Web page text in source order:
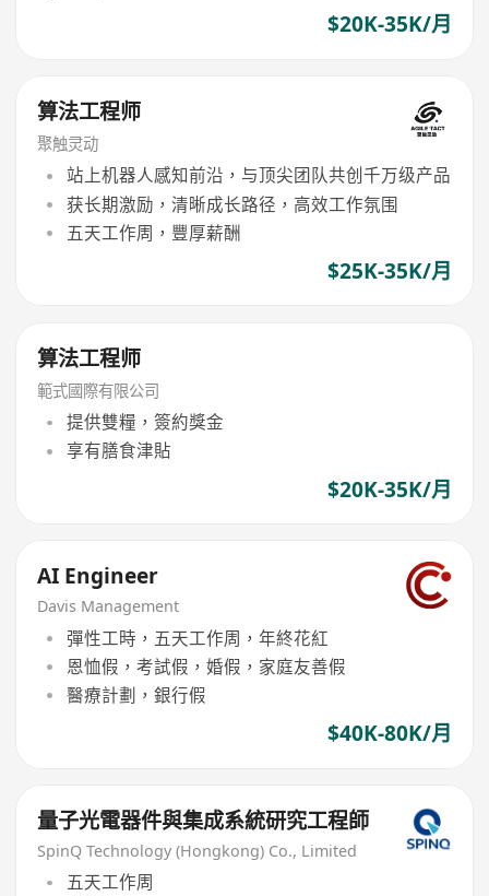
$20K-35K/月
算法工程师
聚触灵动
站上机器人感知前沿，与顶尖团队共创千万级产品
获长期激励，清晰成长路径，高效工作氛围
五天工作周，豐厚薪酬
$25K-35K/月
算法工程师
範式國際有限公司
提供雙糧，簽約獎金
享有膳食津貼
$20K-35K/月
AI Engineer
Davis Management
彈性工時，五天工作周，年終花紅
恩恤假，考試假，婚假，家庭友善假
醫療計劃，銀行假
$40K-80K/月
量子光電器件與集成系統研究工程師
SpinQ Technology (Hongkong) Co., Limited
五天工作周